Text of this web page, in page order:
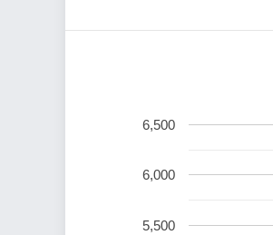
5,500
6,000
6,500